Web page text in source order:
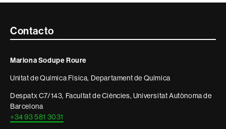
Contacte
informació
legal
Contacto
Mariona Sodupe Roure
Unitat de Química Física, Departament de Química
Despatx C7/143, Facultat de Ciències, Universitat Autònoma de
Barcelona
+34 93 581 3031